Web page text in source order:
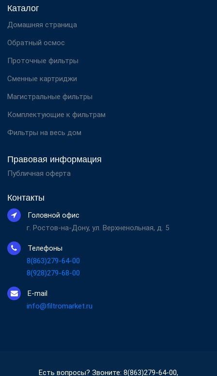
Каталог
Домашняя страница
Обратный осмос
Проточные фильтры
Сменные картриджи
Магистральные фильтры
Комплектующие к фильтрам
Фильтры на весь дом
Правовая информация
Публичная оферта
Контакты
Головной офис
г. Ростов-на-Дону, ул. Верхненольная, д. 5
Телефоны
8(863)279-64-00
8(928)279-68-00
E-mail
info@filtromarket.ru
Есть вопросы? Звоните: 8(863)279-64-00,